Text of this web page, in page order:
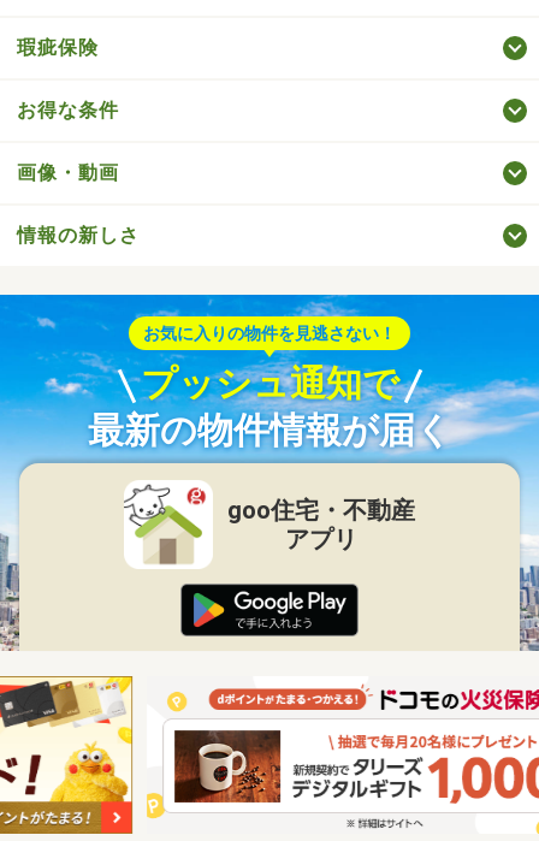
瑕疵保険
お得な条件
画像・動画
情報の新しさ
お気に入りの物件を見逃さない！
プッシュ通知で
最新の物件情報が届く
goo住宅・不動産
アプリ